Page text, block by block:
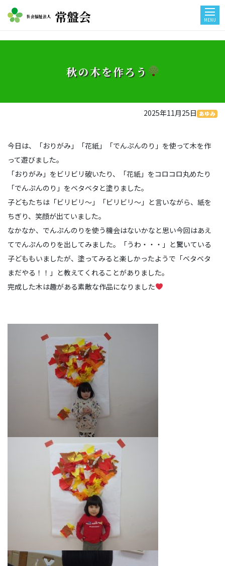
社会福祉法人 常盤会 MENU
秋の木を作ろう
2025年11月25日 あゆみ
今日は、「おりがみ」「花紙」「でんぷんのり」を使って木を作
って遊びました。
「おりがみ」をビリビリ破いたり、「花紙」をコロコロ丸めたり
「でんぷんのり」をベタベタと塗りました。
子どもたちは「ビリビリ～」「ビリビリ～」と言いながら、紙を
ちぎり、笑顔が出ていました。
なかなか、でんぷんのりを使う機会はないかなと思い今回はあえ
てでんぷんのりを出してみました。「うわ・・・」と驚いている
子どももいましたが、塗ってみると楽しかったようで「ベタベタ
まだやる！！」と教えてくれることがありました。
完成した木は趣がある素敵な作品になりました